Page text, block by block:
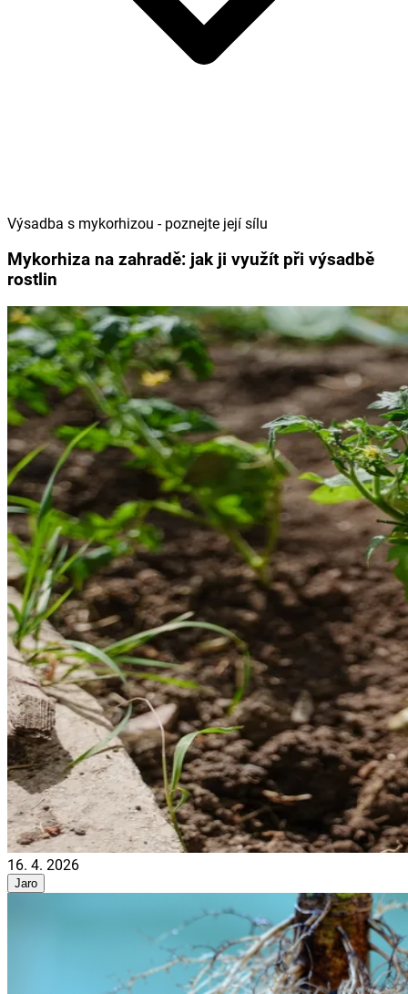
Výsadba s mykorhizou - poznejte její sílu
Mykorhiza na zahradě: jak ji využít při výsadbě
rostlin
16. 4. 2026
Jaro